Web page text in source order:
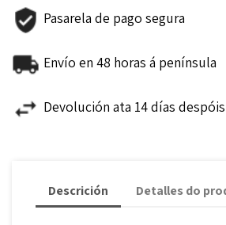
Pasarela de pago segura
Envío en 48 horas á península
Devolución ata 14 días
Descrición Detalles do